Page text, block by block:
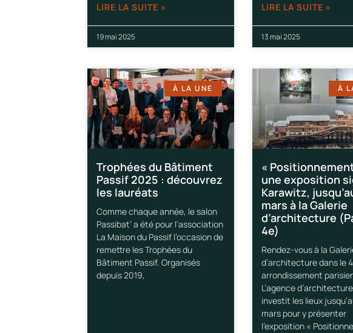
LIRE LA SUITE »
19 mai 2025
LIRE LA SUITE »
13 mai 2025
À LA UNE
Trophées du Bâtiment
Passif 2025 : découvrez
les lauréats
Comme chaque année, le salon
Passibat’ a été pour l’association
La Maison du Passif l’occasion de
remettre les Trophées du
Bâtiment Passif. Organisés
depuis 2019,
À
«
une exposition
Karawitz,
mars à la Galerie
d’architecture
4e)
Rendez-vous à la
d’architecture dans le
arrondissement
L’agence
investit les lieux
mars pour y présenter
l’exposition «